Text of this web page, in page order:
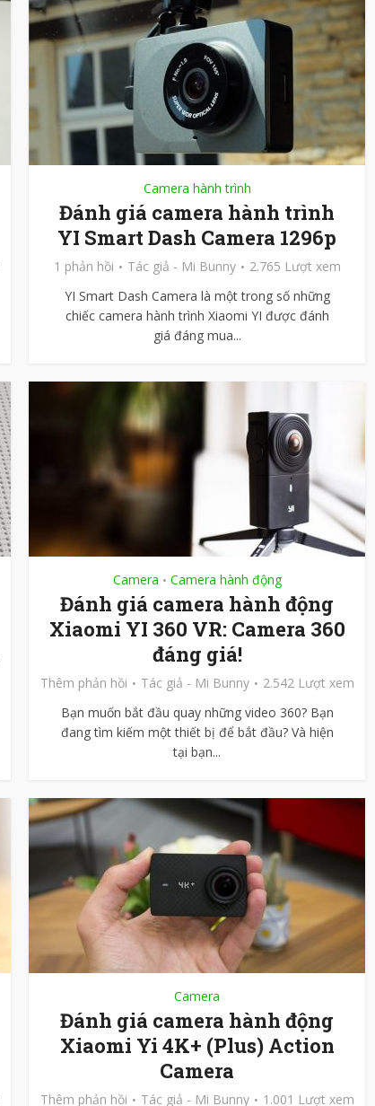
Camera hành trình
Đánh giá camera hành trình
YI Smart Dash Camera 1296p
1 phản hồi Tác giả - Mi Bunny
2.765 Lượt xem
YI Smart Dash Camera là một trong số những
chiếc camera hành trình Xiaomi YI được đánh
giá đáng mua...
Camera • Camera hành động
Đánh giá camera hành động
Xiaomi YI 360 VR: Camera 360
đáng giá!
Thêm phản hồi Tác giả - Mi Bunny
2.542 Lượt xem
Bạn muốn bắt đầu quay những video 360? Bạn
đang tìm kiếm một thiết bị để bắt đầu? Và hiện
tại bạn...
Camera
Đánh giá camera hành động
Xiaomi Yi 4K+ (Plus) Action
Camera
Thêm phản hồi Tác giả - Mi Bunny 1.001 Lượt xem